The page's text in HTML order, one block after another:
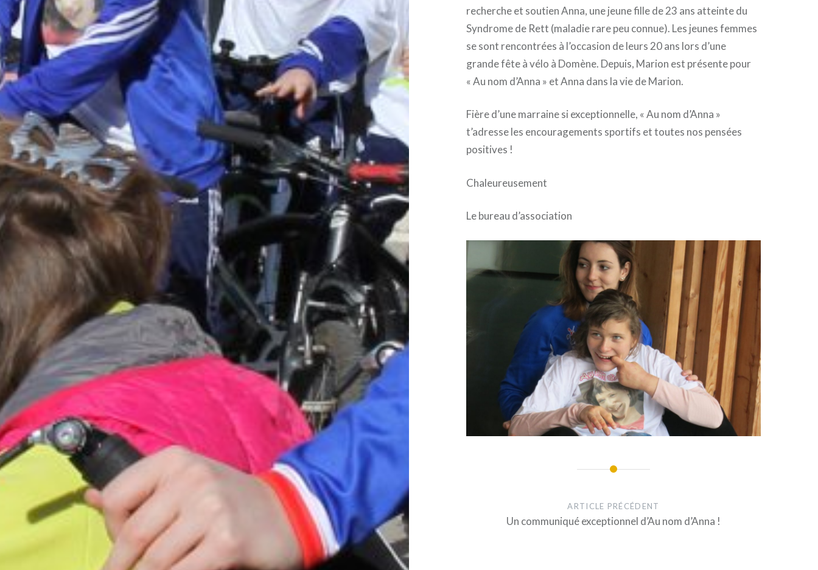
recherche et soutien Anna, une jeune fille de 23 ans atteinte du
Syndrome de Rett (maladie rare peu connue). Les jeunes femmes
se sont rencontrées à l’occasion de leurs 20 ans lors d’une
grande fête à vélo à Domène. Depuis, Marion est présente pour
« Au nom d’Anna » et Anna dans la vie de Marion.
Fière d’une marraine si exceptionnelle, « Au nom d’Anna »
t’adresse les encouragements sportifs et toutes nos pensées
positives !
Chaleureusement
Le bureau d’association
Navigation
de
l’article
ARTICLE PRÉCÉDENT
Un communiqué exceptionnel d’Au nom d’Anna !